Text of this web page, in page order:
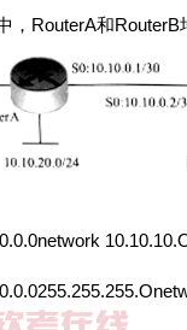
，RouterA和